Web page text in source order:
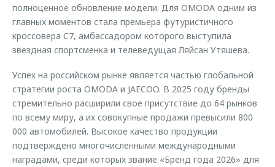
полноценное обновление модели. Для OMODA одним из
главных моментов стала премьера футуристичного
кроссовера C7, амбассадором которого выступила
звездная спортсменка и телеведущая Ляйсан Утяшева.
Успех на российском рынке является частью глобальной
стратегии роста OMODA и JAECOO. В 2025 году бренды
стремительно расширили свое присутствие до 64 рынков
по всему миру, а их совокупные продажи превысили 800
000 автомобилей. Высокое качество продукции
подтверждено многочисленными международными
наградами, среди которых звание «Бренд года 2026» для